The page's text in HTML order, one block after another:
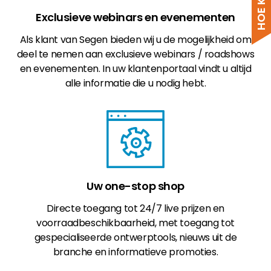
rendement.
PERC of ‘Passive Emitter and Rear
Cell/Contact’ cellen worden geproduceerd in
een gelijkaardig proces als monokristallijne
cellen, maar hebben een geïntegreerde
passiveringslaag. Dit verhoogt de efficiëntie
door lichtbreking via de achterkant van de cel
elektronenrecombinatie te verminderen.
Eenvoudig gezegd bieden ze een hoger
rendement dan standaardcellen en zullen ze
waarschijnlijk langer presteren.
Exclusieve webinars en evenementen
Als klant van Segen bieden wij u de mogelijkheid om
deel te nemen aan exclusieve webinars / roadshows
en evenementen. In uw klantenportaal vindt u altijd
alle informatie die u nodig hebt.
Uw one-stop shop
Directe toegang tot 24/7 live prijzen en
voorraadbeschikbaarheid, met toegang tot
gespecialiseerde ontwerptools, nieuws uit de
branche en informatieve promoties.